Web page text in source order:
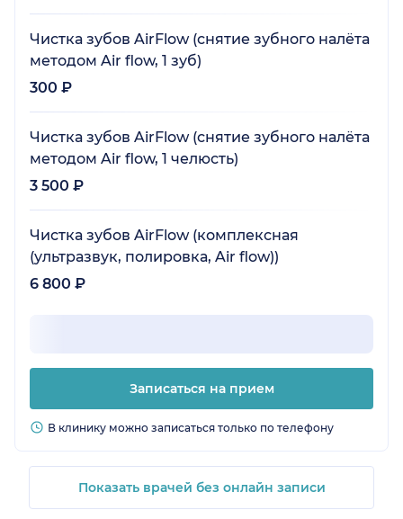
Чистка зубов AirFlow (снятие зубного налёта
методом Air flow, 1 зуб)
300 ₽
Чистка зубов AirFlow (снятие зубного налёта
методом Air flow, 1 челюсть)
3 500 ₽
Чистка зубов AirFlow (комплексная
(ультразвук, полировка, Air flow))
6 800 ₽
Записаться на прием
В клинику можно записаться только по телефону
Показать врачей без онлайн записи